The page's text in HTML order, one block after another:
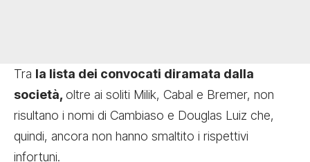
Tra la lista dei convocati diramata dalla
società, oltre ai soliti Milik, Cabal e Bremer, non
risultano i nomi di Cambiaso e Douglas Luiz che,
quindi, ancora non hanno smaltito i rispettivi
infortuni.